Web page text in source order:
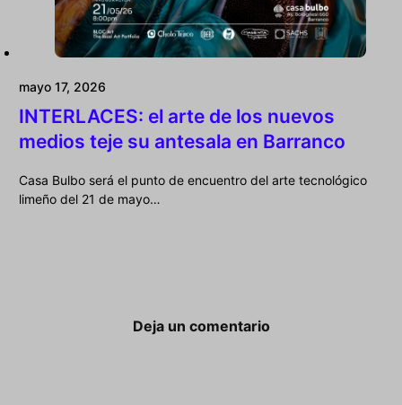
mayo 17, 2026
INTERLACES: el arte de los nuevos
medios teje su antesala en Barranco
Casa Bulbo será el punto de encuentro del arte tecnológico
limeño del 21 de mayo…
Deja un comentario